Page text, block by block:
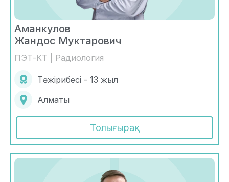
Аманкулов
Жандос Муктарович
ПЭТ-КТ | Радиология
Тәжірибесі - 13 жыл
Алматы
Толығырақ